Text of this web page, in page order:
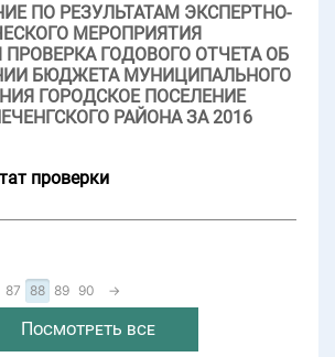
ПО РЕЗУЛЬТАТАМ ЭКСПЕРТНО-
МЕРОПРИЯТИЯ
ГОДОВОГО ОТЧЕТА ОБ
БЮДЖЕТА МУНИЦИПАЛЬНОГО
ГОРОДСКОЕ ПОСЕЛЕНИЕ
РАЙОНА ЗА 2016
проверки
87 88 89 90 →
Посмотреть все